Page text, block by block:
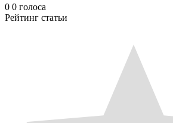
0 0 голоса
Рейтинг статьи